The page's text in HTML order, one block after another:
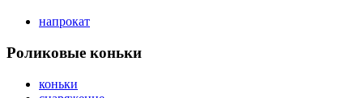
напрокат
Роликовые коньки
коньки